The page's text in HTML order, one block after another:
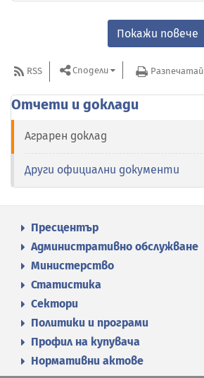
Покажи повече
RSS Сподели Разпечатай
Отчети и доклади
Аграрен доклад
Други официални документи
Пресцентър
Административно обслужване
Министерство
Статистика
Сектори
Политики и програми
Профил на купувача
Нормативни актове